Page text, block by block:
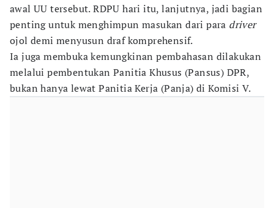
awal UU tersebut. RDPU hari itu, lanjutnya, jadi bagian
penting untuk menghimpun masukan dari para driver
ojol demi menyusun draf komprehensif.
Ia juga membuka kemungkinan pembahasan dilakukan
melalui pembentukan Panitia Khusus (Pansus) DPR,
bukan hanya lewat Panitia Kerja (Panja) di Komisi V.